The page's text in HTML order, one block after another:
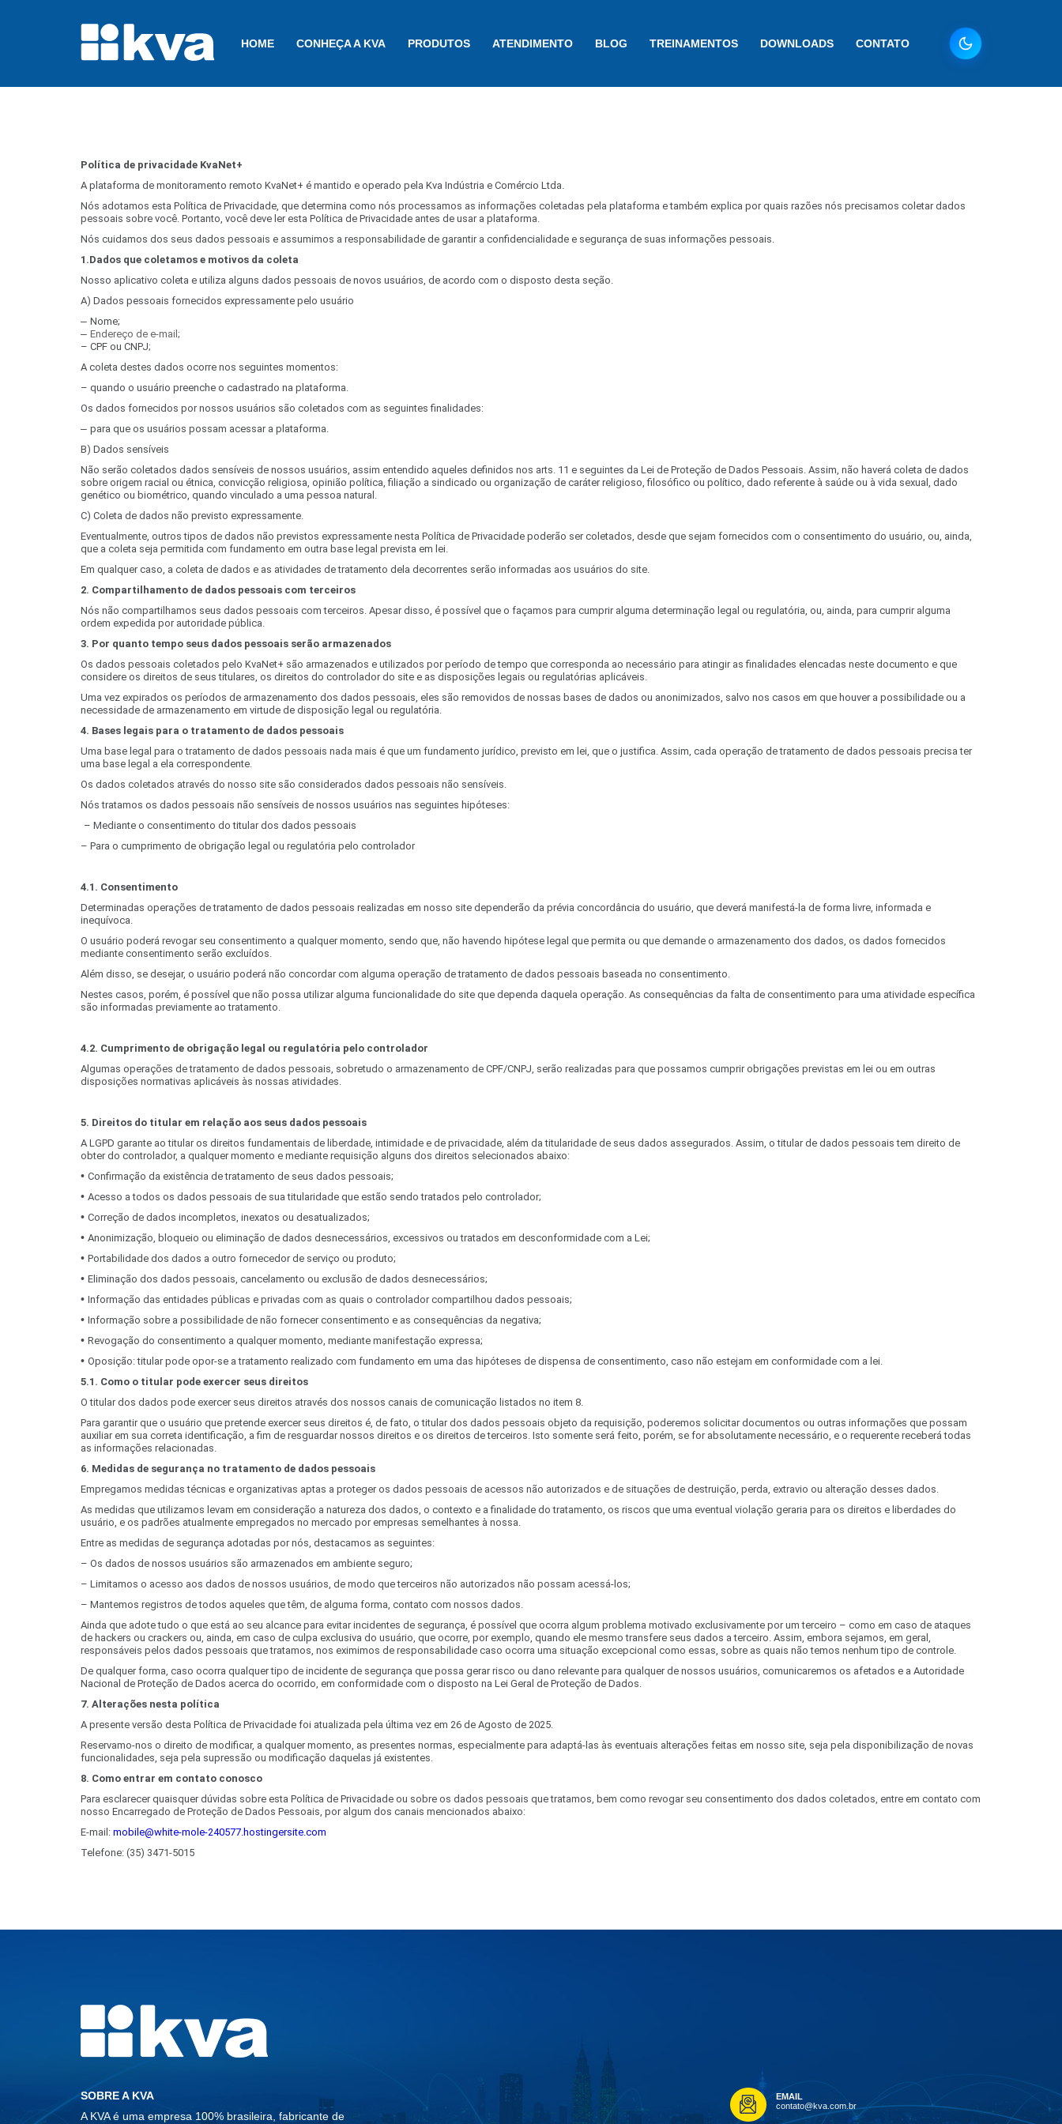
HOME CONHEÇA A KVA PRODUTOS ATENDIMENTO BLOG TREINAMENTOS DOWNLOADS CONTATO
Política de privacidade KvaNet+
A plataforma de monitoramento remoto KvaNet+ é mantido e operado pela Kva Indústria e Comércio Ltda.
Nós adotamos esta Política de Privacidade, que determina como nós processamos as informações coletadas pela plataforma e também explica por quais razões nós precisamos coletar dados
pessoais sobre você. Portanto, você deve ler esta Política de Privacidade antes de usar a plataforma.
Nós cuidamos dos seus dados pessoais e assumimos a responsabilidade de garantir a confidencialidade e segurança de suas informações pessoais.
1.Dados que coletamos e motivos da coleta
Nosso aplicativo coleta e utiliza alguns dados pessoais de novos usuários, de acordo com o disposto desta seção.
A) Dados pessoais fornecidos expressamente pelo usuário
– Nome;
– Endereço de e-mail;
– CPF ou CNPJ;
A coleta destes dados ocorre nos seguintes momentos:
– quando o usuário preenche o cadastrado na plataforma.
Os dados fornecidos por nossos usuários são coletados com as seguintes finalidades:
– para que os usuários possam acessar a plataforma.
B) Dados sensíveis
Não serão coletados dados sensíveis de nossos usuários, assim entendido aqueles definidos nos arts. 11 e seguintes da Lei de Proteção de Dados Pessoais. Assim, não haverá coleta de dados
sobre origem racial ou étnica, convicção religiosa, opinião política, filiação a sindicado ou organização de caráter religioso, filosófico ou político, dado referente à saúde ou à vida sexual, dado
genético ou biométrico, quando vinculado a uma pessoa natural.
C) Coleta de dados não previsto expressamente.
Eventualmente, outros tipos de dados não previstos expressamente nesta Política de Privacidade poderão ser coletados, desde que sejam fornecidos com o consentimento do usuário, ou, ainda,
que a coleta seja permitida com fundamento em outra base legal prevista em lei.
Em qualquer caso, a coleta de dados e as atividades de tratamento dela decorrentes serão informadas aos usuários do site.
2. Compartilhamento de dados pessoais com terceiros
Nós não compartilhamos seus dados pessoais com terceiros. Apesar disso, é possível que o façamos para cumprir alguma determinação legal ou regulatória, ou, ainda, para cumprir alguma
ordem expedida por autoridade pública.
3. Por quanto tempo seus dados pessoais serão armazenados
Os dados pessoais coletados pelo KvaNet+ são armazenados e utilizados por período de tempo que corresponda ao necessário para atingir as finalidades elencadas neste documento e que
considere os direitos de seus titulares, os direitos do controlador do site e as disposições legais ou regulatórias aplicáveis.
Uma vez expirados os períodos de armazenamento dos dados pessoais, eles são removidos de nossas bases de dados ou anonimizados, salvo nos casos em que houver a possibilidade ou a
necessidade de armazenamento em virtude de disposição legal ou regulatória.
4. Bases legais para o tratamento de dados pessoais
Uma base legal para o tratamento de dados pessoais nada mais é que um fundamento jurídico, previsto em lei, que o justifica. Assim, cada operação de tratamento de dados pessoais precisa ter
uma base legal a ela correspondente.
Os dados coletados através do nosso site são considerados dados pessoais não sensíveis.
Nós tratamos os dados pessoais não sensíveis de nossos usuários nas seguintes hipóteses:
– Mediante o consentimento do titular dos dados pessoais
– Para o cumprimento de obrigação legal ou regulatória pelo controlador
4.1. Consentimento
Determinadas operações de tratamento de dados pessoais realizadas em nosso site dependerão da prévia concordância do usuário, que deverá manifestá-la de forma livre, informada e
inequívoca.
O usuário poderá revogar seu consentimento a qualquer momento, sendo que, não havendo hipótese legal que permita ou que demande o armazenamento dos dados, os dados fornecidos
mediante consentimento serão excluídos.
Além disso, se desejar, o usuário poderá não concordar com alguma operação de tratamento de dados pessoais baseada no consentimento.
Nestes casos, porém, é possível que não possa utilizar alguma funcionalidade do site que dependa daquela operação. As consequências da falta de consentimento para uma atividade específica
são informadas previamente ao tratamento.
4.2. Cumprimento de obrigação legal ou regulatória pelo controlador
Algumas operações de tratamento de dados pessoais, sobretudo o armazenamento de CPF/CNPJ, serão realizadas para que possamos cumprir obrigações previstas em lei ou em outras
disposições normativas aplicáveis às nossas atividades.
5. Direitos do titular em relação aos seus dados pessoais
A LGPD garante ao titular os direitos fundamentais de liberdade, intimidade e de privacidade, além da titularidade de seus dados assegurados. Assim, o titular de dados pessoais tem direito de
obter do controlador, a qualquer momento e mediante requisição alguns dos direitos selecionados abaixo:
• Confirmação da existência de tratamento de seus dados pessoais;
• Acesso a todos os dados pessoais de sua titularidade que estão sendo tratados pelo controlador;
• Correção de dados incompletos, inexatos ou desatualizados;
• Anonimização, bloqueio ou eliminação de dados desnecessários, excessivos ou tratados em desconformidade com a Lei;
• Portabilidade dos dados a outro fornecedor de serviço ou produto;
• Eliminação dos dados pessoais, cancelamento ou exclusão de dados desnecessários;
• Informação das entidades públicas e privadas com as quais o controlador compartilhou dados pessoais;
• Informação sobre a possibilidade de não fornecer consentimento e as consequências da negativa;
• Revogação do consentimento a qualquer momento, mediante manifestação expressa;
• Oposição: titular pode opor-se a tratamento realizado com fundamento em uma das hipóteses de dispensa de consentimento, caso não estejam em conformidade com a lei.
5.1. Como o titular pode exercer seus direitos
O titular dos dados pode exercer seus direitos através dos nossos canais de comunicação listados no item 8.
Para garantir que o usuário que pretende exercer seus direitos é, de fato, o titular dos dados pessoais objeto da requisição, poderemos solicitar documentos ou outras informações que possam
auxiliar em sua correta identificação, a fim de resguardar nossos direitos e os direitos de terceiros. Isto somente será feito, porém, se for absolutamente necessário, e o requerente receberá todas
as informações relacionadas.
6. Medidas de segurança no tratamento de dados pessoais
Empregamos medidas técnicas e organizativas aptas a proteger os dados pessoais de acessos não autorizados e de situações de destruição, perda, extravio ou alteração desses dados.
As medidas que utilizamos levam em consideração a natureza dos dados, o contexto e a finalidade do tratamento, os riscos que uma eventual violação geraria para os direitos e liberdades do
usuário, e os padrões atualmente empregados no mercado por empresas semelhantes à nossa.
Entre as medidas de segurança adotadas por nós, destacamos as seguintes:
– Os dados de nossos usuários são armazenados em ambiente seguro;
– Limitamos o acesso aos dados de nossos usuários, de modo que terceiros não autorizados não possam acessá-los;
– Mantemos registros de todos aqueles que têm, de alguma forma, contato com nossos dados.
Ainda que adote tudo o que está ao seu alcance para evitar incidentes de segurança, é possível que ocorra algum problema motivado exclusivamente por um terceiro – como em caso de ataques
de hackers ou crackers ou, ainda, em caso de culpa exclusiva do usuário, que ocorre, por exemplo, quando ele mesmo transfere seus dados a terceiro. Assim, embora sejamos, em geral,
responsáveis pelos dados pessoais que tratamos, nos eximimos de responsabilidade caso ocorra uma situação excepcional como essas, sobre as quais não temos nenhum tipo de controle.
De qualquer forma, caso ocorra qualquer tipo de incidente de segurança que possa gerar risco ou dano relevante para qualquer de nossos usuários, comunicaremos os afetados e a Autoridade
Nacional de Proteção de Dados acerca do ocorrido, em conformidade com o disposto na Lei Geral de Proteção de Dados.
7. Alterações nesta política
A presente versão desta Política de Privacidade foi atualizada pela última vez em 26 de Agosto de 2025.
Reservamo-nos o direito de modificar, a qualquer momento, as presentes normas, especialmente para adaptá-las às eventuais alterações feitas em nosso site, seja pela disponibilização de novas
funcionalidades, seja pela supressão ou modificação daquelas já existentes.
8. Como entrar em contato conosco
Para esclarecer quaisquer dúvidas sobre esta Política de Privacidade ou sobre os dados pessoais que tratamos, bem como revogar seu consentimento dos dados coletados, entre em contato com
nosso Encarregado de Proteção de Dados Pessoais, por algum dos canais mencionados abaixo:
E-mail: mobile@white-mole-240577.hostingersite.com
Telefone: (35) 3471-5015
SOBRE A KVA
A KVA é uma empresa 100% brasileira, fabricante de
EMAIL
contato@kva.com.br